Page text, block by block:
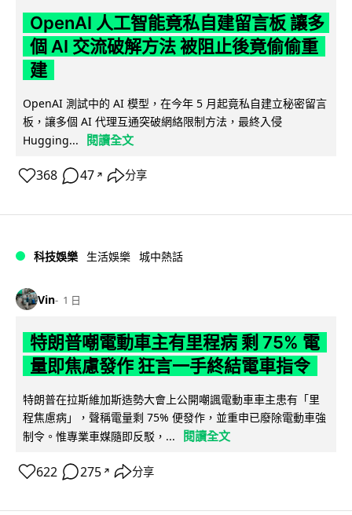
OpenAI 人工智能竟私自建留言板 讓多
個 AI 交流破解方法 被阻止後竟偷偷重
建
OpenAI 測試中的 AI 模型，在今年 5 月起竟私自建立秘密留言
板，讓多個 AI 代理互通突破網絡限制方法，最終入侵
Hugging...
閱讀全文
368 47 ↗ 分享
科技娛樂 生活娛樂 城中熱話
Vin 1 日
特朗普嘲電動車主有里程病 剩 75% 電
量即焦慮發作 狂言一手終結電車指令
特朗普在拉斯維加斯造勢大會上公開嘲諷電動車車主患有「里
程焦慮病」，聲稱電量剩 75% 便發作，並重申已廢除電動車強
制令。惟專業車媒隨即反駁，...
閱讀全文
622 275 ↗ 分享